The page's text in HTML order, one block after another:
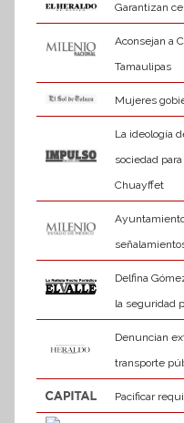
Garantizan
Aconsejan a
Tamaulipas
Mujeres
La ideología
sociedad
Chuayffet
Delfina
la seguridad
Denuncian
transporte
Pacificar